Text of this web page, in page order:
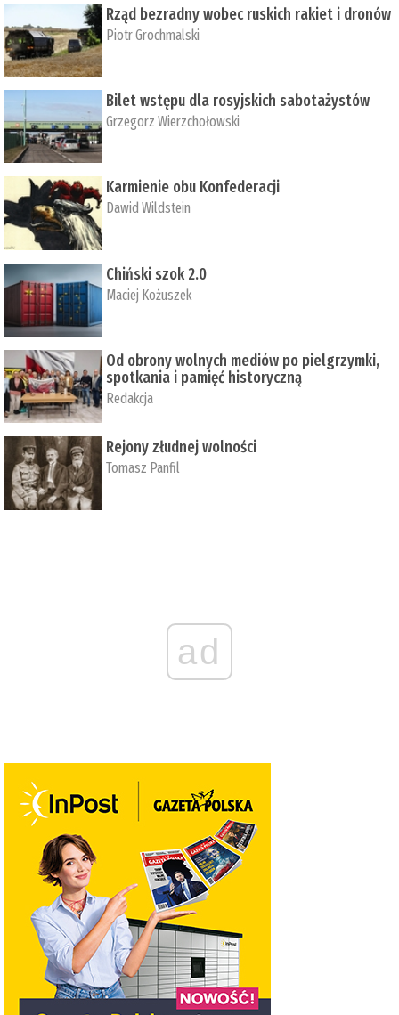
Rząd bezradny wobec ruskich rakiet i dronów
Piotr Grochmalski
Bilet wstępu dla rosyjskich sabotażystów
Grzegorz Wierzchołowski
Karmienie obu Konfederacji
Dawid Wildstein
Chiński szok 2.0
Maciej Kożuszek
Od obrony wolnych mediów po pielgrzymki,
spotkania i pamięć historyczną
Redakcja
Rejony złudnej wolności
Tomasz Panfil
ad